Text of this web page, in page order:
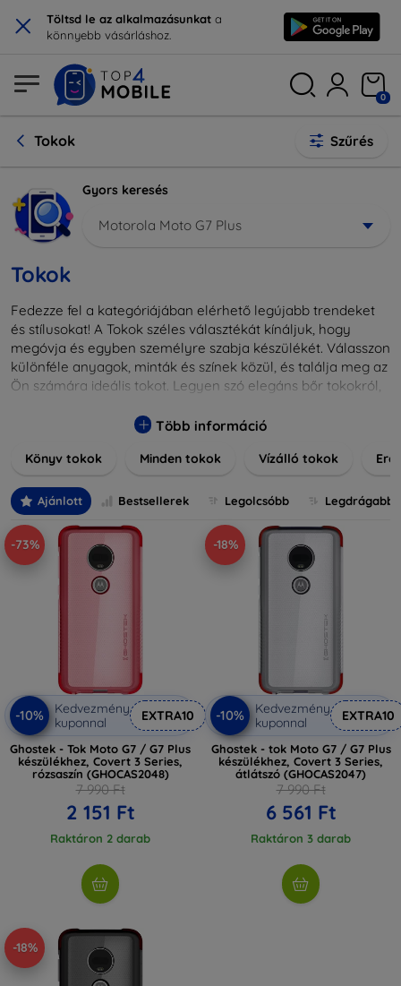
× Töltsd le az alkalmazásunkat a
könnyebb vásárláshoz.
0
Tokok Szűrés
Gyors keresés
Motorola Moto G7 Plus
Tokok
Fedezze fel a kategóriájában elérhető legújabb trendeket
és stílusokat! A Tokok széles választékát kínáljuk, hogy
megóvja és egyben személyre szabja készülékét. Válasszon
különféle anyagok, minták és színek közül, és találja meg az
Ön számára ideális tokot. Legyen szó elegáns bőr tokokról,
nálunk mindenki megtalálja a stílusához leginkább illő
különlegesebbé eszközeit a tökéletes tokkal!
Több információ
Könyv tokok Minden tokok Vízálló tokok
Ajánlott Bestsellerek Legolcsóbb Legdrágabb
-73%
-10%
Kedvezmény
kuponnal
EXTRA10
Ghostek - Tok Moto G7 / G7 Plus
készülékhez, Covert 3 Series,
rózsaszín (GHOCAS2048)
7 990 Ft
2 151 Ft
Raktáron 2 darab
-18%
-10%
Kedvezmény
kuponnal
EXTRA10
Ghostek - tok Moto G7 / G7 Plus
készülékhez, Covert 3 Series,
átlátszó (GHOCAS2047)
7 990 Ft
6 561 Ft
Raktáron 3 darab
-18%